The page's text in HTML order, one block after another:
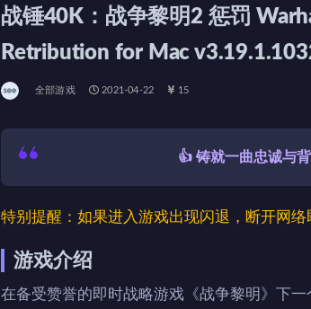
战锤40K：战争黎明2 惩罚
Retribution for Mac
全部游戏 2021-04-22 15
👍 铸就一曲忠诚与
特别提醒：如果进入游戏出现闪退，断开网络
游戏介绍
在备受赞誉的即时战略游戏《战争黎明》下